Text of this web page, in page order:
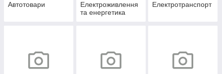
Автотовари
Електроживлення
та енергетика
Електротранспорт